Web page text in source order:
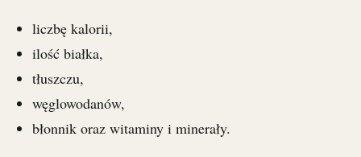
liczbę kalorii,
ilość białka,
tłuszczu,
węglowodanów,
błonnik oraz witaminy i minerały.